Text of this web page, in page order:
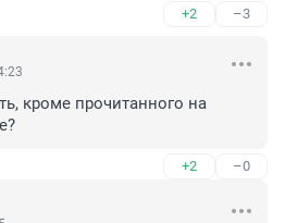
+2 –3
кроме прочитанного на
+2 –0